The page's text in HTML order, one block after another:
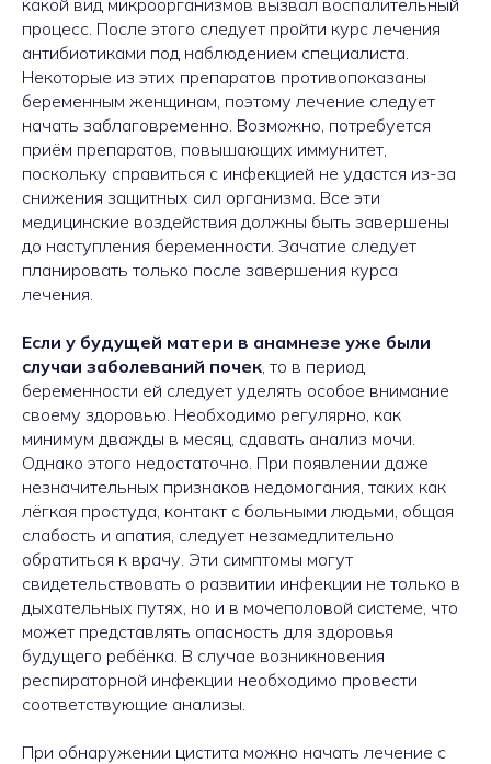
какой вид микроорганизмов вызвал воспалительный
процесс. После этого следует пройти курс лечения
антибиотиками под наблюдением специалиста.
Некоторые из этих препаратов противопоказаны
беременным женщинам, поэтому лечение следует
начать заблаговременно. Возможно, потребуется
приём препаратов, повышающих иммунитет,
поскольку справиться с инфекцией не удастся из-за
снижения защитных сил организма. Все эти
медицинские воздействия должны быть завершены
до наступления беременности. Зачатие следует
планировать только после завершения курса
лечения.
Если у будущей матери в анамнезе уже были
случаи заболеваний почек, то в период
беременности ей следует уделять особое внимание
своему здоровью. Необходимо регулярно, как
минимум дважды в месяц, сдавать анализ мочи.
Однако этого недостаточно. При появлении даже
незначительных признаков недомогания, таких как
лёгкая простуда, контакт с больными людьми, общая
слабость и апатия, следует незамедлительно
обратиться к врачу. Эти симптомы могут
свидетельствовать о развитии инфекции не только в
дыхательных путях, но и в мочеполовой системе, что
может представлять опасность для здоровья
будущего ребёнка. В случае возникновения
респираторной инфекции необходимо провести
соответствующие анализы.
При обнаружении цистита можно начать лечение с